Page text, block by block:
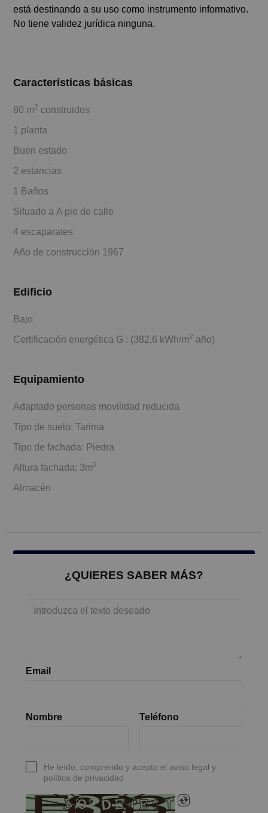
está destinando a su uso como instrumento informativo.
No tiene validez jurídica ninguna.
Características básicas
80 m2 construidos
1 planta
Buen estado
2 estancias
1 Baños
Situado a A pie de calle
4 escaparates
Año de construcción 1967
Edificio
Bajo
Certificación energética G : (382,6 kWh/m2 año)
Equipamiento
Adaptado personas movilidad reducida
Tipo de suelo: Tarima
Tipo de fachada: Piedra
Altura fachada: 3m2
Almacén
¿QUIERES SABER MÁS?
Email
Nombre Teléfono
He leído, comprendo y acepto el aviso legal y
política de privacidad